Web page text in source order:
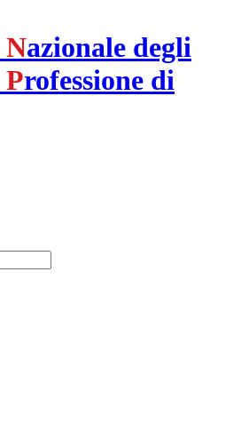
Nazionale degli
Professione di